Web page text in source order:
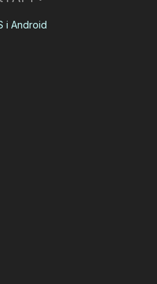
i Android